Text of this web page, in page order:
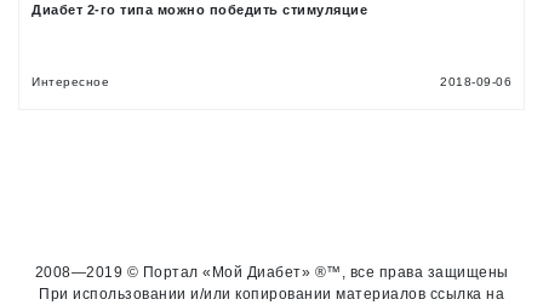
Диабет 2-го типа можно победить стимуляцие
Интересное 2018-09-06
2008—2019 © Портал «Мой Диабет» ®™, все права защищены
При использовании и/или копировании материалов ссылка на